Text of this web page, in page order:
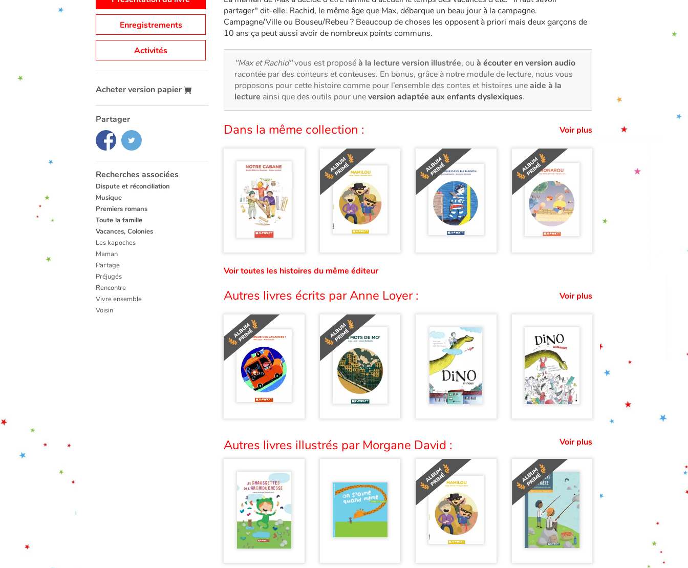
Enregistrements
Activités
Acheter version papier
Partager
Recherches associées
Dispute et réconciliation
Musique
Premiers romans
Toute la famille
Vacances, Colonies
Les kapoches
Maman
Partage
Préjugés
Rencontre
Vivre ensemble
Voisin
partager" dit-elle. Rachid, le même âge que Max, débarque un beau jour à la campagne.
Campagne/Ville ou Bouseu/Rebeu ? Beaucoup de choses les opposent à priori mais deux garçons de
10 ans ça peut aussi avoir de nombreux points communs.
"Max et Rachid"vous est proposéà la lecture version illustrée, ou à écouter en version audio
racontée par des conteurs et conteuses. En bonus, grâce à notre module de lecture, nous vous
proposons pour cette histoire comme pour l’ensemble des contes et histoires uneaide à la
lecture ainsi que des outils pour uneversion adaptée aux enfants dyslexiques.
Dans la même collection : Voir plus
Voir toutes les histoires du même éditeur
Autres livres écrits par Anne Loyer : Voir plus
Autres livres illustrés par Morgane David : Voir plus